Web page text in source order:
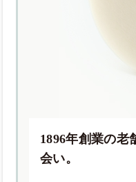
1896年創業の老
会い。